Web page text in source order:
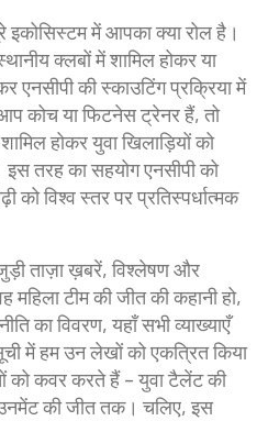
में आपका क्या रोल है।
क्लबों में शामिल होकर या
एनसीपी की स्काउटिंग प्रक्रिया में
कोच या फिटनेस ट्रेनर हैं, तो
होकर युवा खिलाड़ियों को
तरह का सहयोग एनसीपी को
विश्व स्तर पर प्रतिस्पर्धात्मक
ताज़ा ख़बरें, विश्लेषण और
महिला टीम की जीत की कहानी हो,
का विवरण, यहाँ सभी व्याख्याएँ
में हम उन लेखों को एकत्रित किया
को कवर करते हैं – युवा टैलेंट की
की जीत तक। चलिए, इस